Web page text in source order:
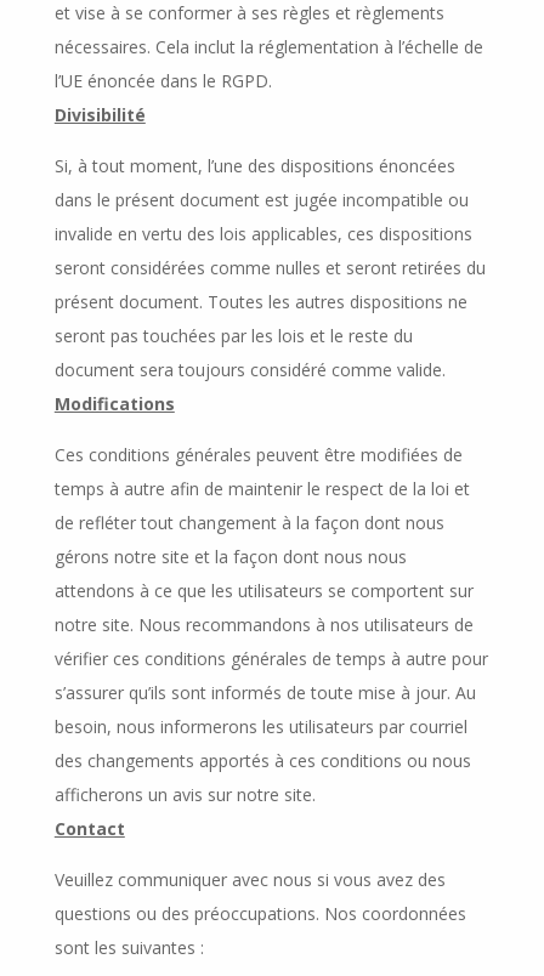
et vise à se conformer à ses règles et règlements
nécessaires. Cela inclut la réglementation à l’échelle de
l’UE énoncée dans le RGPD.
Divisibilité
Si, à tout moment, l’une des dispositions énoncées
dans le présent document est jugée incompatible ou
invalide en vertu des lois applicables, ces dispositions
seront considérées comme nulles et seront retirées du
présent document. Toutes les autres dispositions ne
seront pas touchées par les lois et le reste du
document sera toujours considéré comme valide.
Modifications
Ces conditions générales peuvent être modifiées de
temps à autre afin de maintenir le respect de la loi et
de refléter tout changement à la façon dont nous
gérons notre site et la façon dont nous nous
attendons à ce que les utilisateurs se comportent sur
notre site. Nous recommandons à nos utilisateurs de
vérifier ces conditions générales de temps à autre pour
s’assurer qu’ils sont informés de toute mise à jour. Au
besoin, nous informerons les utilisateurs par courriel
des changements apportés à ces conditions ou nous
afficherons un avis sur notre site.
Contact
Veuillez communiquer avec nous si vous avez des
questions ou des préoccupations. Nos coordonnées
sont les suivantes :